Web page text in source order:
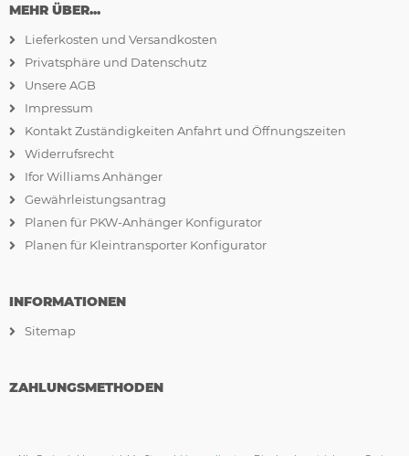
MEHR ÜBER...
Lieferkosten und Versandkosten
Privatsphäre und Datenschutz
Unsere AGB
Impressum
Kontakt Zuständigkeiten Anfahrt und Öffnungszeiten
Widerrufsrecht
Ifor Williams Anhänger
Gewährleistungsantrag
Planen für PKW-Anhänger Konfigurator
Planen für Kleintransporter Konfigurator
INFORMATIONEN
Sitemap
ZAHLUNGSMETHODEN